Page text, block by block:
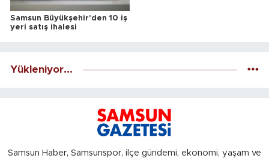
Samsun Büyükşehir'den 10 iş
yeri satış ihalesi
Yükleniyor...
Samsun Haber, Samsunspor, ilçe gündemi, ekonomi, yaşam ve